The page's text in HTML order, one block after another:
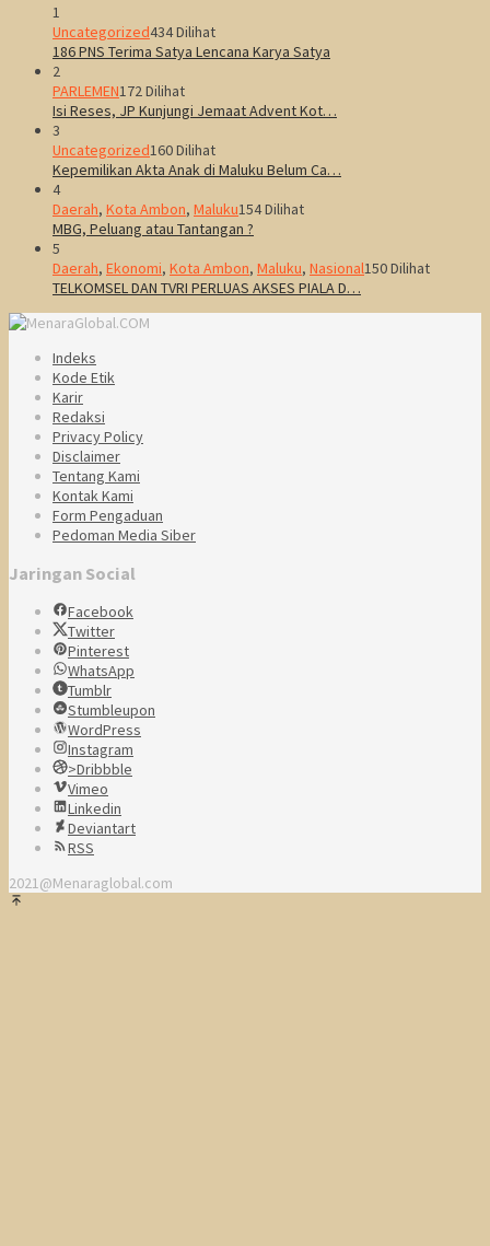
1
Uncategorized434 Dilihat
186 PNS Terima Satya Lencana Karya Satya
2
PARLEMEN172 Dilihat
Isi Reses, JP Kunjungi Jemaat Advent Kot…
3
Uncategorized160 Dilihat
Kepemilikan Akta Anak di Maluku Belum Ca…
4
Daerah, Kota Ambon, Maluku154 Dilihat
MBG, Peluang atau Tantangan ?
5
Daerah, Ekonomi, Kota Ambon, Maluku, Nasional150 Dilihat
TELKOMSEL DAN TVRI PERLUAS AKSES PIALA D…
Indeks
Kode Etik
Karir
Redaksi
Privacy Policy
Disclaimer
Tentang Kami
Kontak Kami
Form Pengaduan
Pedoman Media Siber
Jaringan Social
Facebook
Twitter
Pinterest
WhatsApp
Tumblr
Stumbleupon
WordPress
Instagram
>Dribbble
Vimeo
Linkedin
Deviantart
RSS
2021@Menaraglobal.com